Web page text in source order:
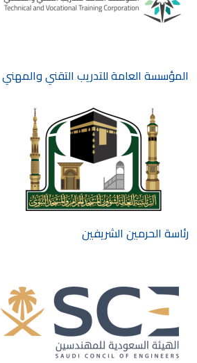
المؤسسة العامة للتدريب التقني والمهني
رئاسة الحرمين الشريفين